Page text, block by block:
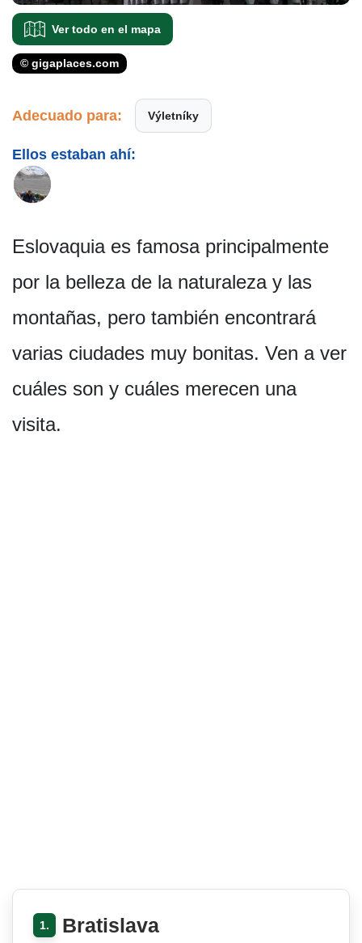
Ver todo en el mapa
© gigaplaces.com
Adecuado para: Výletníky
Ellos estaban ahí:
Eslovaquia es famosa principalmente
por la belleza de la naturaleza y las
montañas, pero también encontrará
varias ciudades muy bonitas. Ven a ver
cuáles son y cuáles merecen una
visita.
1. Bratislava